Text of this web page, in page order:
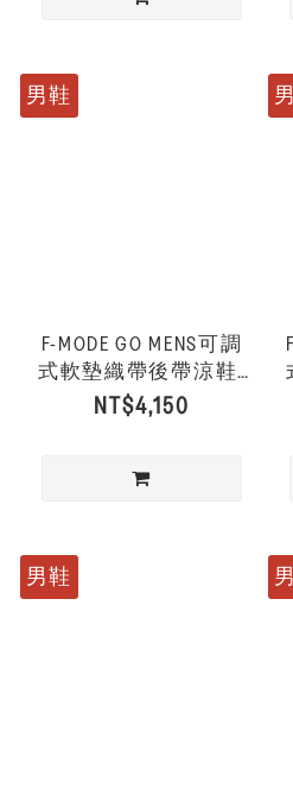
男鞋
F-MODE GO MENS可調
式軟墊織帶後帶涼鞋-
黑色
NT$4,150
男鞋